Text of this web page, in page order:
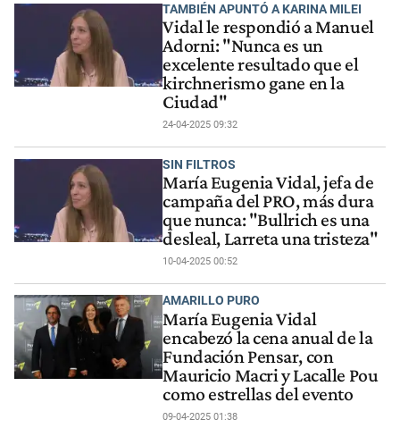
TAMBIÉN APUNTÓ A KARINA MILEI
Vidal le respondió a Manuel
Adorni: "Nunca es un
excelente resultado que el
kirchnerismo gane en la
Ciudad"
24-04-2025 09:32
SIN FILTROS
María Eugenia Vidal, jefa de
campaña del PRO, más dura
que nunca: "Bullrich es una
desleal, Larreta una tristeza"
10-04-2025 00:52
AMARILLO PURO
María Eugenia Vidal
encabezó la cena anual de la
Fundación Pensar, con
Mauricio Macri y Lacalle Pou
como estrellas del evento
09-04-2025 01:38